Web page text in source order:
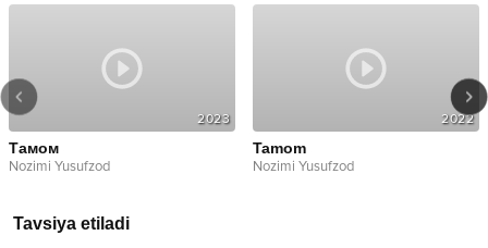
2023
Тамом
Nozimi Yusufzod
2022
Tamom
Nozimi Yusufzod
Tavsiya etiladi